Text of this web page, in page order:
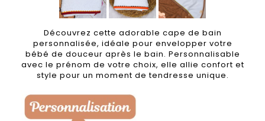
Découvrez cette adorable cape de bain
personnalisée, idéale pour envelopper votre
bébé de douceur après le bain. Personnalisable
avec le prénom de votre choix, elle allie confort et
style pour un moment de tendresse unique.